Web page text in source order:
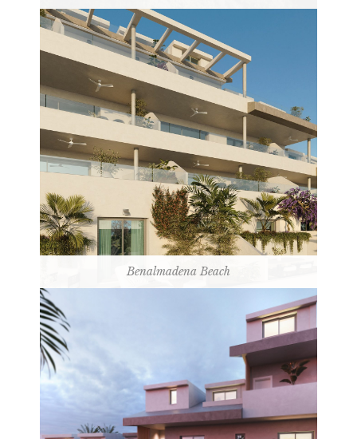
Benalmadena Beach